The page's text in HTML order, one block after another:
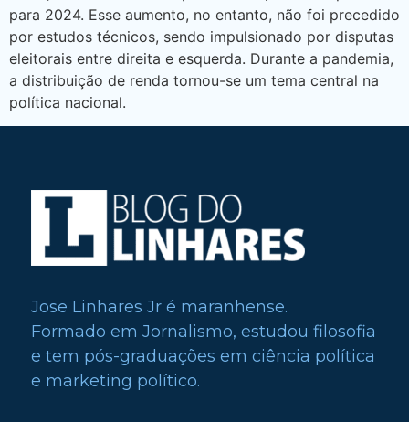
para 2024. Esse aumento, no entanto, não foi precedido
por estudos técnicos, sendo impulsionado por disputas
eleitorais entre direita e esquerda. Durante a pandemia,
a distribuição de renda tornou-se um tema central na
política nacional.
Jose Linhares Jr é maranhense.
Formado em Jornalismo, estudou filosofia
e tem pós-graduações em ciência política
e marketing político.